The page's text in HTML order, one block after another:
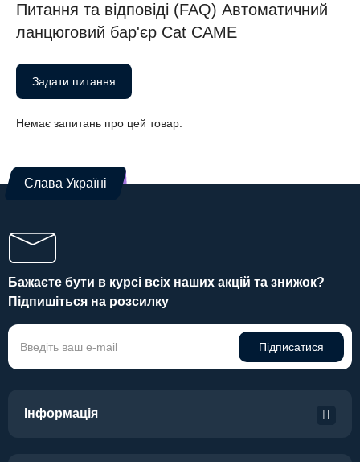
Питання та відповіді (FAQ) Автоматичний
ланцюговий бар'єр Cat CAME
Задати питання
Немає запитань про цей товар.
Слава Україні
Бажаєте бути в курсі всіх наших акцій та знижок?
Підпишіться на розсилку
Підписатися
Інформація